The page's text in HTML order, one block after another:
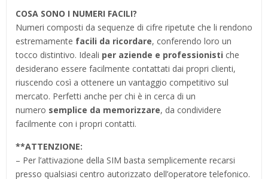
COSA SONO I NUMERI FACILI?
Numeri composti da sequenze di cifre ripetute che li rendono
estremamente facili da ricordare, conferendo loro un
tocco distintivo. Ideali per aziende e professionisti che
desiderano essere facilmente contattati dai propri clienti,
riuscendo così a ottenere un vantaggio competitivo sul
mercato. Perfetti anche per chi è in cerca di un
numero semplice da memorizzare, da condividere
facilmente con i propri contatti.
**ATTENZIONE:
– Per l’attivazione della SIM basta semplicemente recarsi
presso qualsiasi centro autorizzato dell’operatore telefonico.